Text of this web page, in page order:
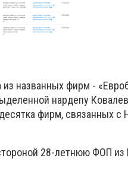
из названных фирм -
нардепу
фирм, связанных с
28-летнюю ФОП из